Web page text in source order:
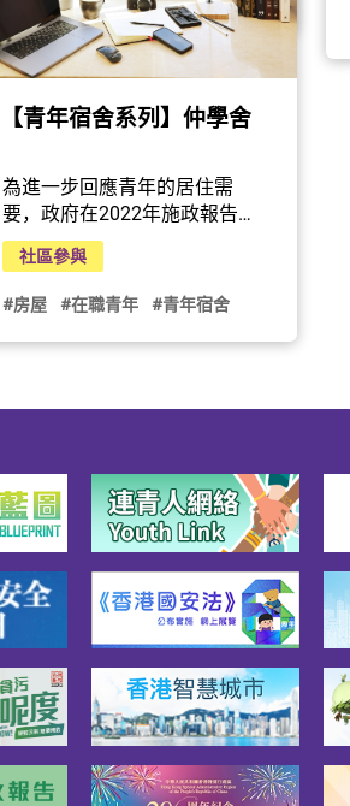
居」設於天水圍天秀路8號，原
址為天水圍悅品酒店。項目由
天水圍居民服務協會基金會有
公司合作推出，共有336個房
居的其中一個特色是透過提供
不同類型的培訓和文化交流活
動，協助青年租戶擴闊視野和
加強他們對國家及世界的認
識，並會邀請青年租戶參與籌
升對社區的歸屬感。此外，天
公司會定期舉辦義工服務，鼓
格- 申請人必須為香港永久性居
民，並於截止申請日期當日，
必須年滿十八但未滿三十一歲-
必須為在職人士（全職／兼職
／自僱均可）- 一人申請者的收
入水平，不得超過港幣
$28,000，而二人申請者的收入
水平，不得超過一人申請者的
一倍- 一人申請者和二人申請者
的總資產淨值分別不得超過港
幣39萬8千元及港幣79萬6千元-
不得獨自或共同擁有任何在港
【青年宿舍系列】仲學舍
為進一步回應青年的居住需
要，政府在2022年施政報告及
《青年發展藍圖》中宣布擴大
青年宿舍計劃，資助非政府機
構租用合適酒店和旅館並將房
間轉作青年宿舍用途。
「仲學舍」位於深水埗鴨寮街
青年在享受市值較低的租金的
同時，必須回饋社會，積極參
與社會公益活動，為鄰里社區
服務。
>>按此瀏覽房間及設施
基本申請資格
- 申請人必須為香港永久性居
民，並於截止申請日期當日，
必須年滿十八但未滿三十一歲-
必須為在職人士（全職／兼職
／自僱均可，惟全日制學生不
合資格）- 一人申請者的收入水
社區參與
#房屋 #在職青年 #青年宿舍